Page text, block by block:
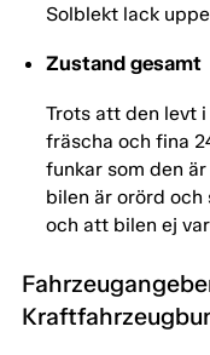
Solblekt lack
Zustand gesamt
Trots att den levt
fräscha och fina
funkar som den
bilen är orörd
och att bilen ej